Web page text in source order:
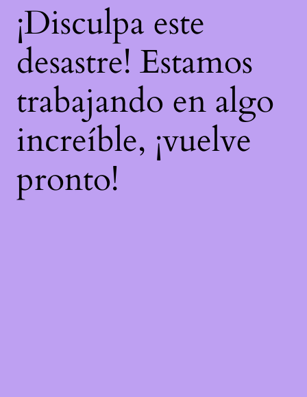
¡Disculpa este
desastre! Estamos
trabajando en algo
increíble, ¡vuelve
pronto!